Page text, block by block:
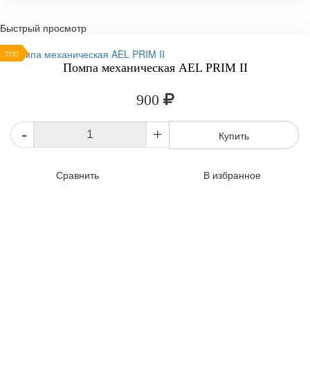
Быстрый просмотр
ТОП
Помпа механическая AEL PRIM II
900
- + Купить
Сравнить В избранное